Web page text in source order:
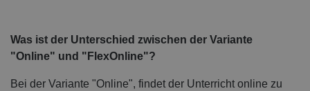
Was ist der Unterschied zwischen der Variante
"Online" und "FlexOnline"?
Bei der Variante "Online", findet der Unterricht online zu